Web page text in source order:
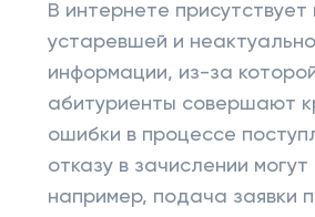
В интернете присутствует
устаревшей и
информации, из-за
абитуриенты совершают
ошибки в процессе
отказу в зачислении могут
например, подача заявки